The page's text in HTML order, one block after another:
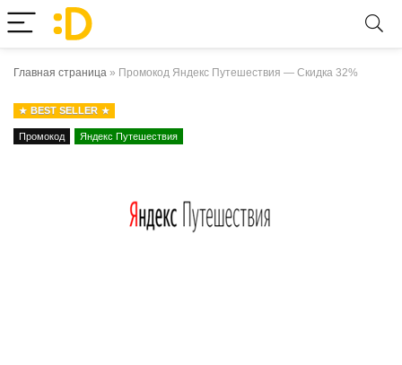
Главная страница » Промокод Яндекс Путешествия — Скидка 32%
BEST SELLER
Промокод Яндекс Путешествия